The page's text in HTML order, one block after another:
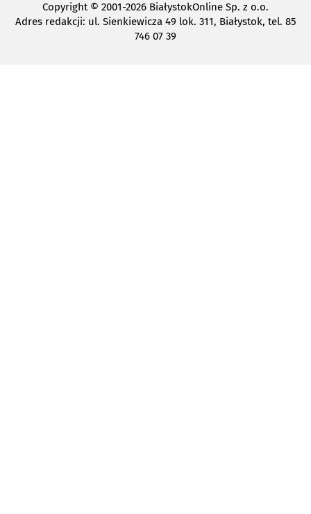
Copyright© 2001-2026 BiałystokOnline Sp. z o.o.
Adres redakcji: ul. Sienkiewicza 49 lok. 311, Białystok, tel. 85
746 07 39